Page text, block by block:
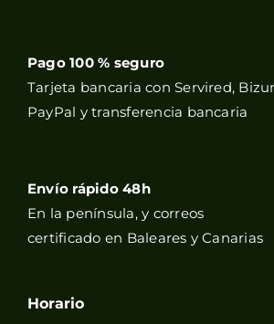
Pago 100 % seguro
Tarjeta bancaria con Servired,
PayPal y transferencia bancaria
Envío rápido 48h
En la península, y correos
certificado en Baleares y Canarias
Horario